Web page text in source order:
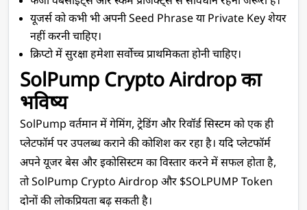
यूजर्स को कभी भी अपनी Seed Phrase या Private Key शेयर
नहीं करनी चाहिए।
क्रिप्टो में सुरक्षा हमेशा सर्वोच्च प्राथमिकता होनी चाहिए।
SolPump Crypto Airdrop का
भविष्य
SolPump वर्तमान में गेमिंग, ट्रेडिंग और रिवॉर्ड सिस्टम को एक ही
प्लेटफॉर्म पर उपलब्ध कराने की कोशिश कर रहा है। यदि प्लेटफॉर्म
अपने यूजर बेस और इकोसिस्टम का विस्तार करने में सफल होता है,
तो SolPump Crypto Airdrop और $SOLPUMP Token
दोनों की लोकप्रियता बढ़ सकती है।